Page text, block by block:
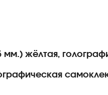
мм.) жёлтая,